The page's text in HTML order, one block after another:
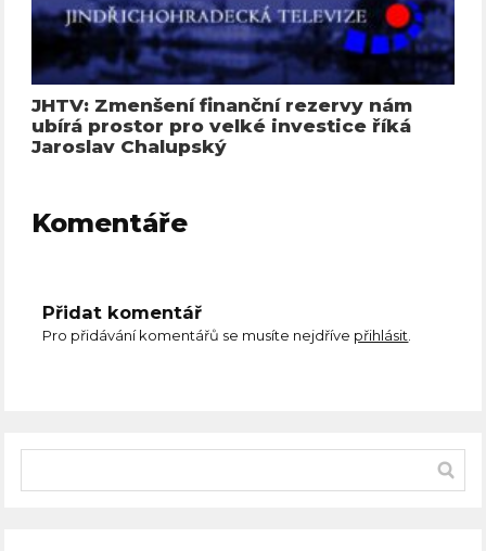
JHTV: Zmenšení finanční rezervy nám
ubírá prostor pro velké investice říká
Jaroslav Chalupský
Komentáře
Přidat komentář
Pro přidávání komentářů se musíte nejdříve přihlásit.